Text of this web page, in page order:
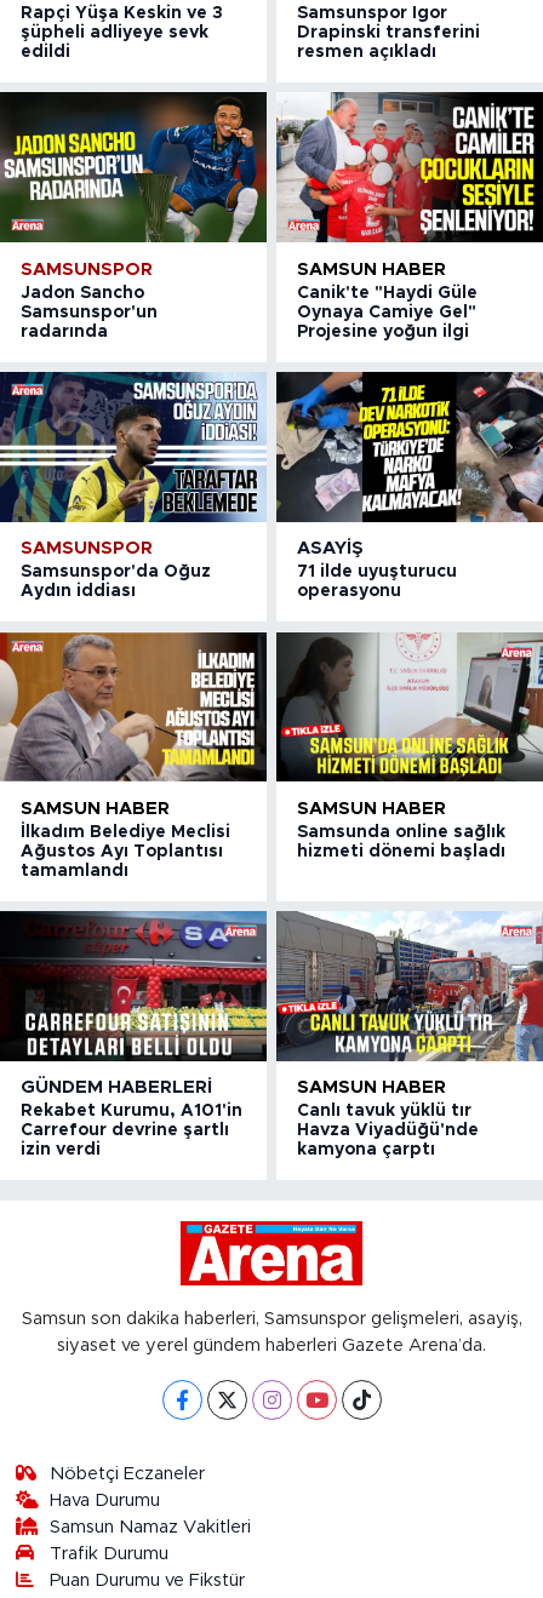
Rapçi Yüşa Keskin ve 3
şüpheli adliyeye sevk
edildi
Samsunspor Igor
Drapinski transferini
resmen açıkladı
SAMSUNSPOR
Jadon Sancho
Samsunspor'un
radarında
SAMSUN HABER
Canik'te "Haydi Güle
Oynaya Camiye Gel"
Projesine yoğun ilgi
SAMSUNSPOR
Samsunspor'da Oğuz
Aydın iddiası
ASAYIŞ
71 ilde uyuşturucu
operasyonu
SAMSUN HABER
İlkadım Belediye Meclisi
Ağustos Ayı Toplantısı
tamamlandı
SAMSUN HABER
Samsunda online sağlık
hizmeti dönemi başladı
GÜNDEM HABERLERI
Rekabet Kurumu, A101'in
Carrefour devrine şartlı
izin verdi
SAMSUN HABER
Canlı tavuk yüklü tır
Havza Viyadüğü'nde
kamyona çarptı
Samsun son dakika haberleri, Samsunspor gelişmeleri, asayiş,
siyaset ve yerel gündem haberleri Gazete Arena’da.
Nöbetçi Eczaneler
Hava Durumu
Samsun Namaz Vakitleri
Trafik Durumu
Puan Durumu ve Fikstür